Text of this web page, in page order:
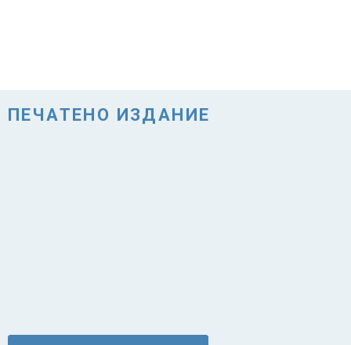
ПЕЧАТЕНО ИЗДАНИЕ